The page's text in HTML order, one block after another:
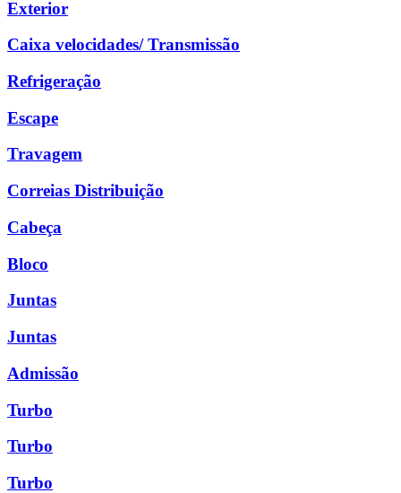
Exterior
Caixa velocidades/ Transmissão
Refrigeração
Escape
Travagem
Correias Distribuição
Cabeça
Bloco
Juntas
Juntas
Admissão
Turbo
Turbo
Turbo